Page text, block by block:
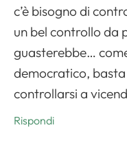
c’è bisogno di
un bel controllo da
guasterebbe…
democratico,
controllarsi a
Rispondi